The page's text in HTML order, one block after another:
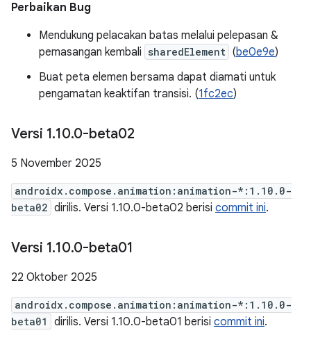
Perbaikan Bug
Mendukung pelacakan batas melalui pelepasan &
pemasangan kembali sharedElement (be0e9e)
Buat peta elemen bersama dapat diamati untuk
pengamatan keaktifan transisi. (1fc2ec)
Versi 1.10.0-beta02
5 November 2025
androidx.compose.animation:animation-*:1.10.0-
beta02 dirilis. Versi 1.10.0-beta02 berisi commit ini.
Versi 1.10.0-beta01
22 Oktober 2025
androidx.compose.animation:animation-*:1.10.0-
beta01
dirilis. Versi 1.10.0-beta01 berisi commit ini.